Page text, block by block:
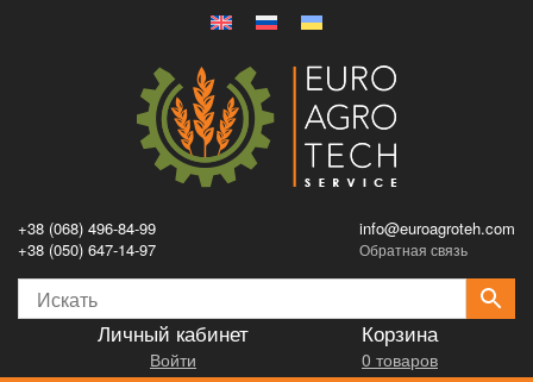
+38 (068) 496-84-99
+38 (050) 647-14-97
info@euroagroteh.com
Обратная связь
Личный кабинет
Войти
Корзина
0 товаров